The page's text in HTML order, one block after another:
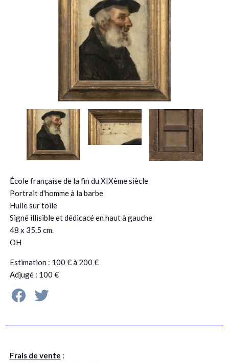
École française de la fin du XIXème siècle
Portrait d'homme à la barbe
Huile sur toile
Signé illisible et dédicacé en haut à gauche
48 x 35.5 cm.
OH
Estimation : 100 € à 200 €
Adjugé : 100 €
Frais de vente :